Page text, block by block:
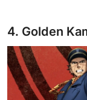
4. Golden